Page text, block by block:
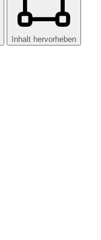
Inhalt hervorheben